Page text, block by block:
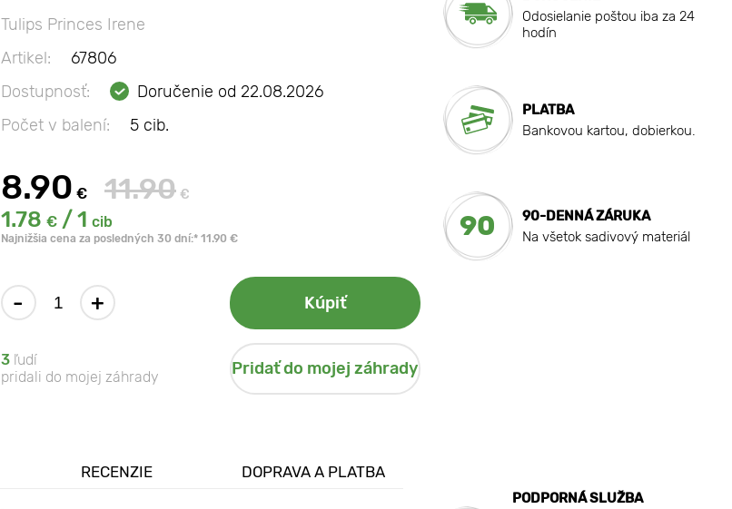
Tulips Princes Irene
Artikel:
67806
Dostupnosť:
Doručenie od 22.08.2026
Počet v balení:
5 cib.
8.90 € 11.90 €
1.78 € / 1 cib
Najnižšia cena za posledných 30 dní:* 11.90 €
- + Kúpiť
3 ľudí
pridali do mojej záhrady
Pridať do mojej záhrady
Odosielanie poštou iba za 24
hodín
PLATBA
Bankovou kartou, dobierkou.
90
90-DENNÁ ZÁRUKA
Na všetok sadivový materiál
RECENZIE DOPRAVA A PLATBA
PODPORNÁ SLUŽBA